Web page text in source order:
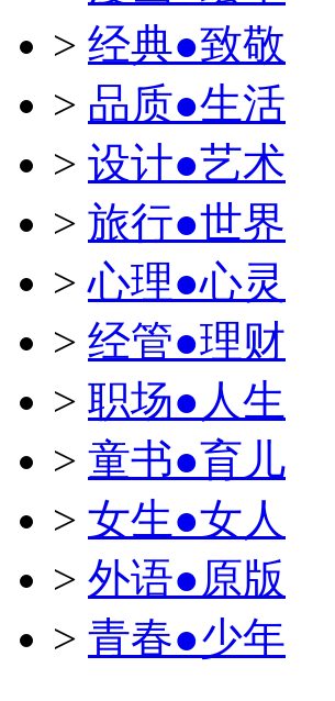
> 经典●致敬
> 品质●生活
> 设计●艺术
> 旅行●世界
>心理●心灵
> 经管●理财
> 职场●人生
> 童书●育儿
> 女生●女人
> 外语●原版
> 青春●少年